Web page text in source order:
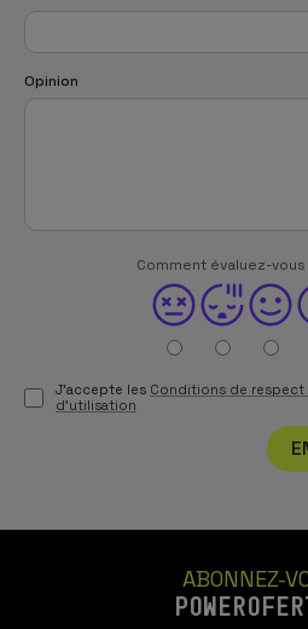
Opinion
Comment évaluez-
J'accepte les Conditions de respect
d'utilisation
ABONNEZ-